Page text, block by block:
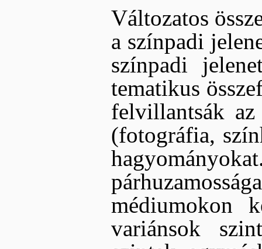
Változatos
a színpadi
színpadi
tematikus
felvillantsák az
(fotográfia,
médiumokon
variánsok